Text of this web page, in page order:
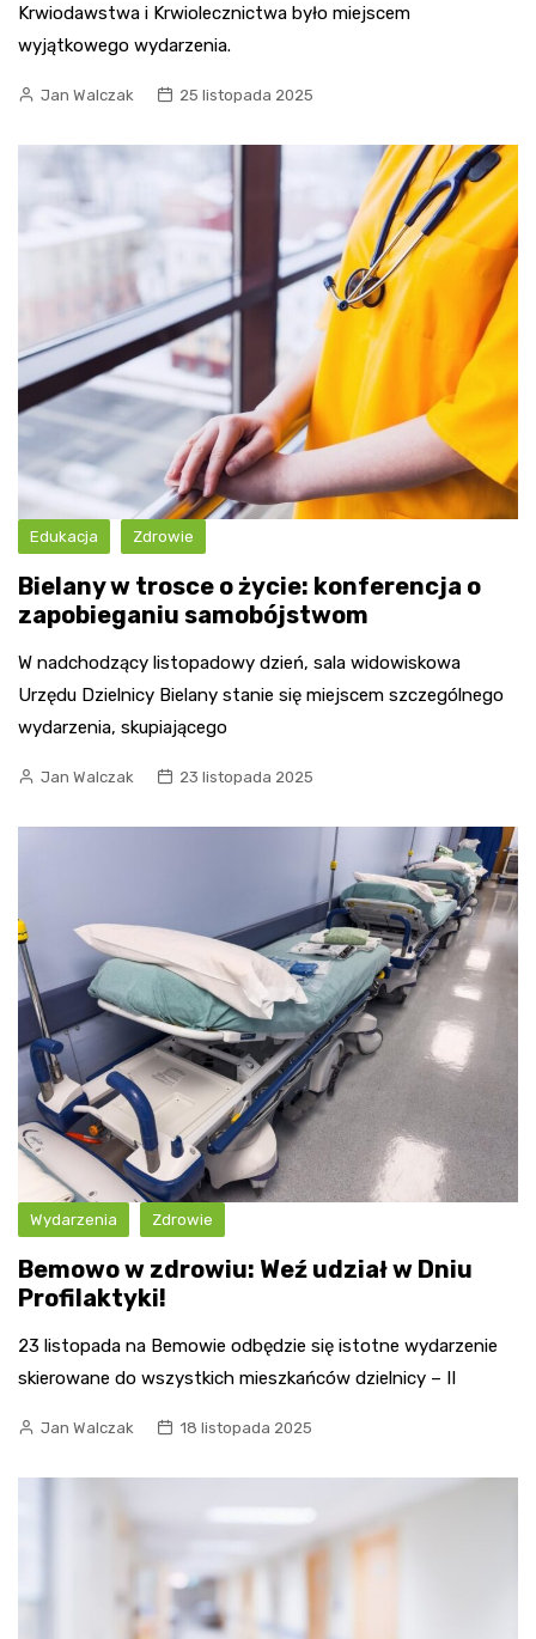
Krwiodawstwa i Krwiolecznictwa było miejscem
wyjątkowego wydarzenia.
Jan Walczak 25 listopada 2025
Edukacja Zdrowie
Bielany w trosce o życie: konferencja o
zapobieganiu samobójstwom
W nadchodzący listopadowy dzień, sala widowiskowa
Urzędu Dzielnicy Bielany stanie się miejscem szczególnego
wydarzenia, skupiającego
Jan Walczak 23 listopada 2025
Wydarzenia Zdrowie
Bemowo w zdrowiu: Weź udział w Dniu
Profilaktyki!
23 listopada na Bemowie odbędzie się istotne wydarzenie
skierowane do wszystkich mieszkańców dzielnicy – II
Jan Walczak 18 listopada 2025